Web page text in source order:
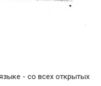
- со всех открытых